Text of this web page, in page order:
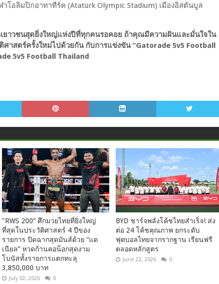
อลิมปิกอาทาทืร์ค (Atatürk Olympic Stadium) เมืองอิสตันบูล
ยาวชนสุดยิ่งใหญ่แห่งปีที่ทุกคนรอคอย ถ้าคุณมีความฝันและมั่นใจใน
ศาสตร์ครั้งใหม่ไปด้วยกัน กับการแข่งขัน “Gatorade 5v5 Football
5v5 Football Thailand
"RWS 200” ศึกมวยไทยที่ยิ่งใหญ่
ที่สุดในประวัติศาสตร์ 4 ปีของ
รายการ ปิดฉากสุดมันส์ด้วย “แด
เนียล” หวดก้านคอน็อกสุดงาม
โบนัสทั้งรายการแตกทะลุ
3,850,000 บาท
July 02, 2026 0
BYD ชาร์จพลังโค้ชไทยสำเร็จ! ส่ง
ต่อ 24 โค้ชคุณภาพ ยกระดับ
ฟุตบอลไทยจากรากฐาน เรียนฟรี
ตลอดหลักสูตร
June 22, 2026 0